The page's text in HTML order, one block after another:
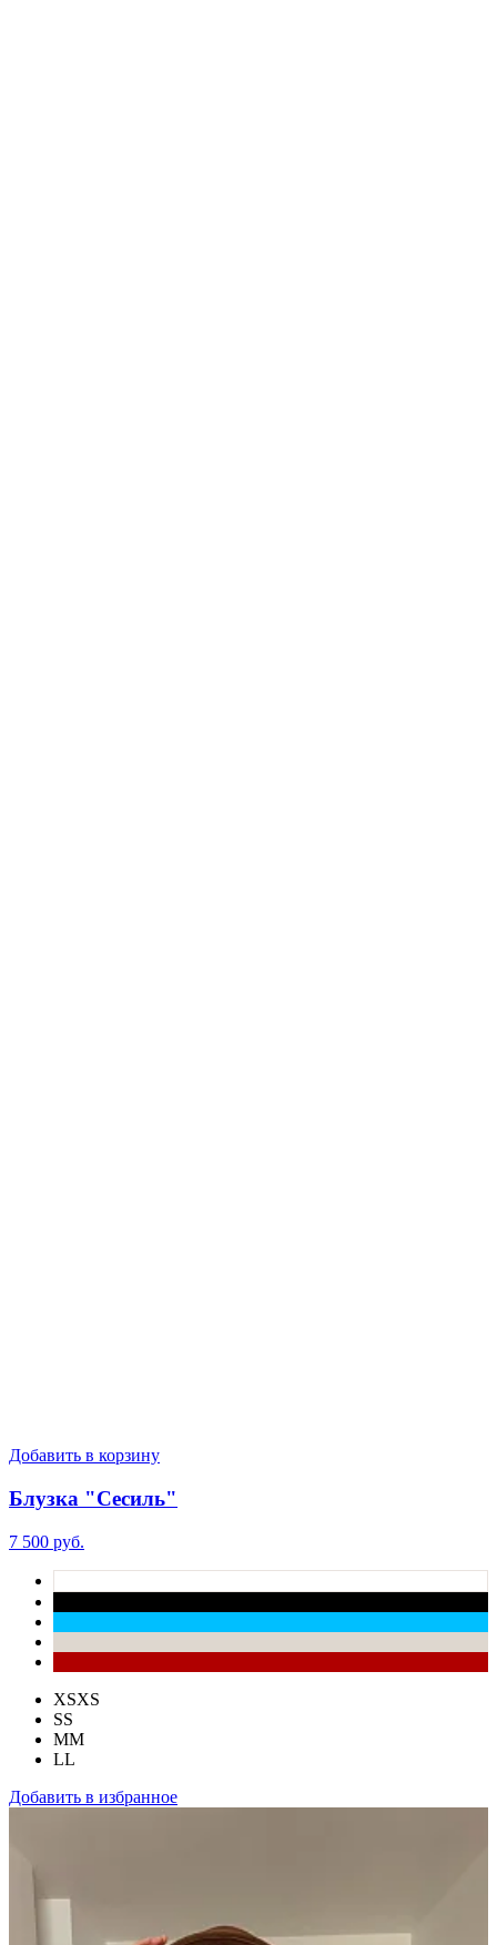
Добавить в корзину
Блузка "Сесиль"
7 500 руб.
XSXS
SS
MM
LL
Добавить в избранное